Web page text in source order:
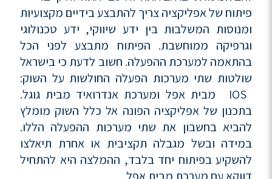
פיתוח של אפליקציה צריך להתבצע בידיים מקצועיות
ומנוסות המשלבות בין ידע שיווקי, ידע טכנולוגי
וגרפיקה ממוחשבת. הפיתוח מתבצע לפני הכל
בהתאמה למערכת ההפעלה. חשוב לדעת כי בישראל
שולטות שתי מערכות הפעלה החולשות על השוק:
IOS מבית אפל ומערכת אנדרואיד מבית גוגל.
בתכנון של אפליקציה הפונה אל כלל השוק מומלץ
להביא בחשבון את שתי מערכות ההפעלה הללו.
במידה ובשל מגבלה תקציבית או אחרת תיאלצו
להשקיע בפיתוח יחד בלבד, ההמלצה היא להתחיל